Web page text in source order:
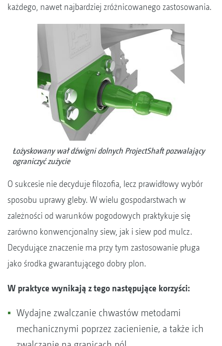
każdego, nawet najbardziej zróżnicowanego zastosowania.
Łożyskowany wał dźwigni dolnych ProjectShaft pozwalający
ograniczyć zużycie
O sukcesie nie decyduje filozofia, lecz prawidłowy wybór
sposobu uprawy gleby. W wielu gospodarstwach w
zależności od warunków pogodowych praktykuje się
zarówno konwencjonalny siew, jak i siew pod mulcz.
Decydujące znaczenie ma przy tym zastosowanie pługa
jako środka gwarantującego dobry plon.
W praktyce wynikają z tego następujące korzyści:
Wydajne zwalczanie chwastów metodami
mechanicznymi poprzez zacienienie, a także ich